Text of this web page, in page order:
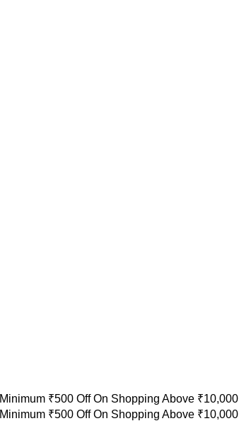
Minimum ₹500 Off On Shopping Above ₹10,000 |
Minimum ₹500 Off On Shopping Above ₹10,000 |